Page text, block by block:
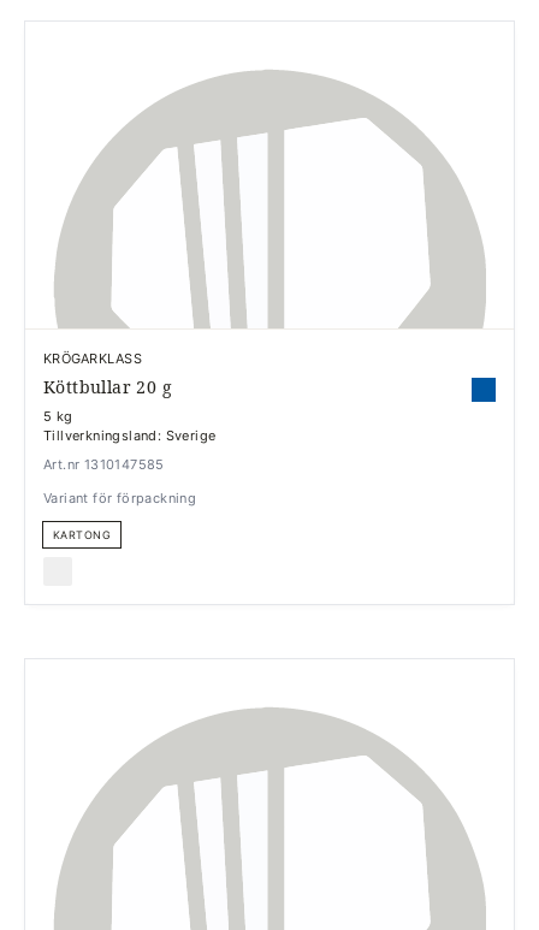
KRÖGARKLASS
Köttbullar 20 g
5 kg
Tillverkningsland: Sverige
Art.nr 1310147585
Variant för förpackning
KARTONG